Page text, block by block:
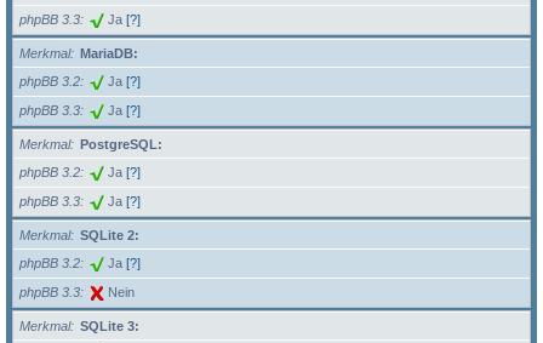
phpBB 3.3 Ja [?]
Merkmal
MariaDB:
phpBB 3.2
Ja [?]
phpBB 3.3 Ja [?]
Merkmal
PostgreSQL:
phpBB 3.2
Ja [?]
phpBB 3.3 Ja [?]
Merkmal
SQLite 2:
phpBB 3.2
Ja [?]
phpBB 3.3 Nein
Merkmal
SQLite 3: